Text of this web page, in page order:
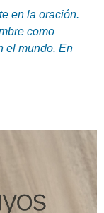
en la oración.
como
el mundo. En